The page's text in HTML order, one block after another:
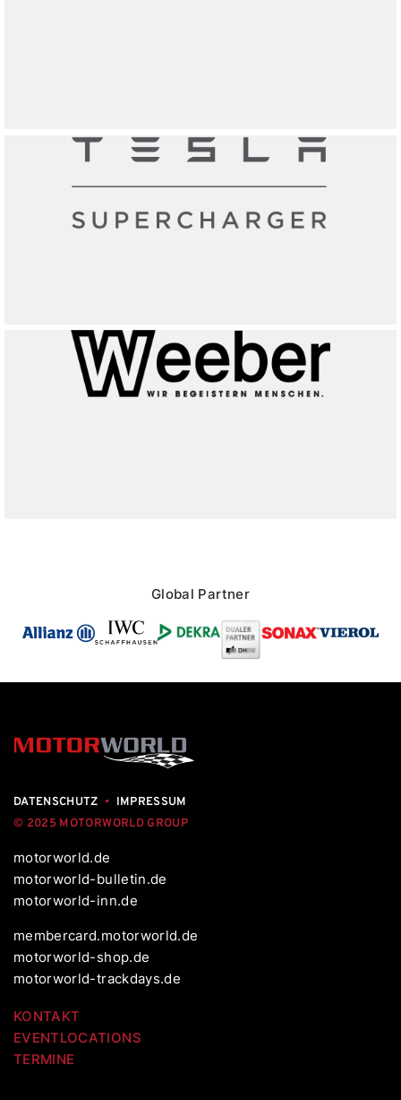
Global Partner
DATENSCHUTZ • IMPRESSUM
© 2025 MOTORWORLD GROUP
motorworld.de
motorworld-bulletin.de
motorworld-inn.de
membercard.motorworld.de
motorworld-shop.de
motorworld-trackdays.de
KONTAKT
EVENTLOCATIONS
TERMINE